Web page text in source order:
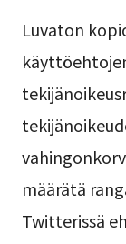
Luvaton
määrätä
Twitterissä